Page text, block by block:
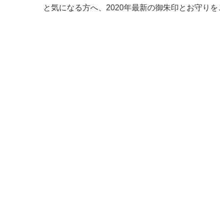
と気になる方へ、2020年最新の御朱印とお守りを